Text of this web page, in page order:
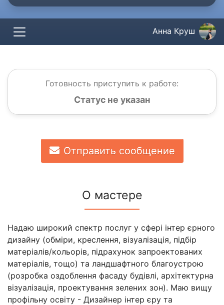
Анна Круш
Готовность приступить к работе:
Статус не указан
Отправить сообщение
О мастере
Надаю широкий спектр послуг у сфері інтер єрного
дизайну (обміри, креслення, візуалізація, підбір
матеріалів/кольорів, підрахунок запроектованих
матеріалів, тощо) та ландшафтного благоустрою
(розробка оздоблення фасаду будівлі, архітектурна
візуалізація, проектування зелених зон). Маю вищу
профільну освіту - Дизайнер інтер єру та